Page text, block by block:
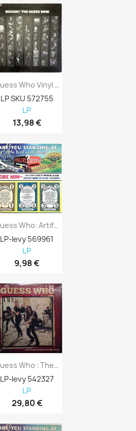
Guess Who Vinyl LP Rockin’ Kansi VG+ Levy...
LP SKU 572755
LP
13,98 €
Guess Who: Artificial Paradise Kansi VG+...
LP-levy 569961
LP
9,98 €
Guess Who : The Future Is What It Used To...
LP-levy 542327
LP
29,80 €